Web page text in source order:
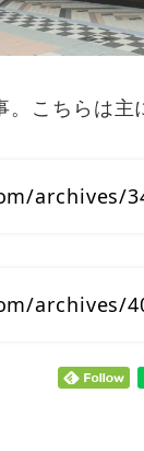
。こちらは主
archives/
archives/